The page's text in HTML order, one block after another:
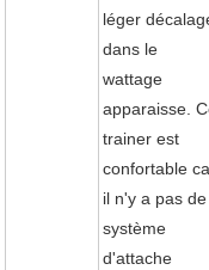
léger
dans le
wattage
apparaisse.
trainer est
confortable
il n'y a pas de
système
d'attache